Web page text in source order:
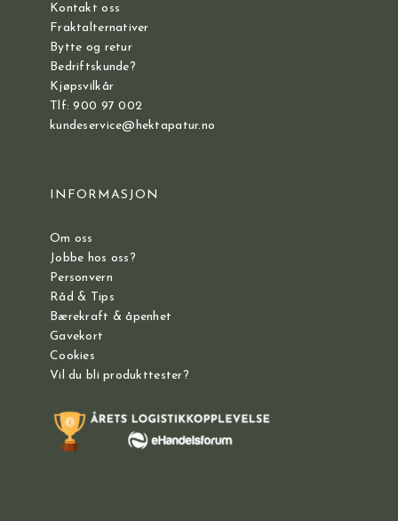
Kontakt oss
Fraktalternativer
Bytte og retur
Bedriftskunde?
Kjøpsvilkår
Tlf: 900 97 002
kundeservice@hektapatur.no
INFORMASJON
Om oss
Jobbe hos oss?
Personvern
Råd & Tips
Bærekraft & åpenhet
Gavekort
Cookies
Vil du bli produkttester?